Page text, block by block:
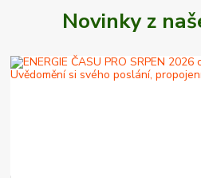
Novinky z